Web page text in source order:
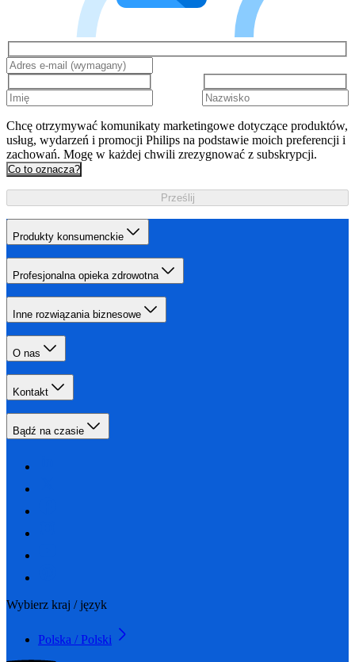
Chcę otrzymywać komunikaty marketingowe dotyczące produktów,
usług, wydarzeń i promocji Philips na podstawie moich preferencji i
zachowań. Mogę w każdej chwili zrezygnować z subskrypcji.
Co to oznacza?
Prześlij
Produkty konsumenckie
Profesjonalna opieka zdrowotna
Inne rozwiązania biznesowe
O nas
Kontakt
Bądź na czasie
Wybierz kraj / język
Polska / Polski